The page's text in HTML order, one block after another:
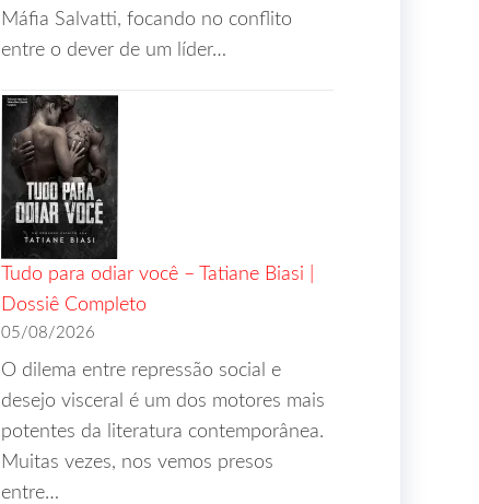
Máfia Salvatti, focando no conflito
entre o dever de um líder…
Tudo para odiar você – Tatiane Biasi |
Dossiê Completo
05/08/2026
O dilema entre repressão social e
desejo visceral é um dos motores mais
potentes da literatura contemporânea.
Muitas vezes, nos vemos presos
entre…